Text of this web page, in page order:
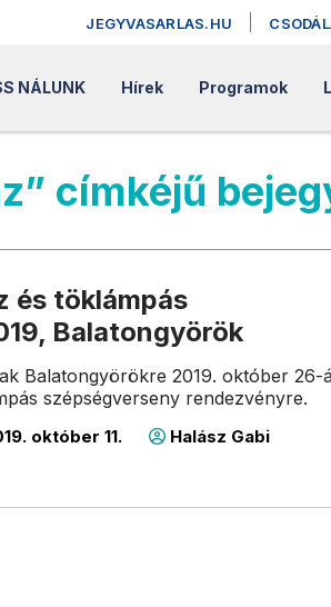
JEGYVASARLAS.HU
NÁLUNK Hírek Programok
címkéjű
és töklámpás
Balatongyörök
Balatongyörökre 2019. október 26-
szépségverseny rendezvényre.
október 11. Halász Gabi